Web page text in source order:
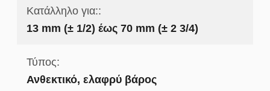
Κατάλληλο για::
13 mm (± 1/2) έως 70 mm (± 2 3/4)
Τύπος:
Ανθεκτικό, ελαφρύ βάρος